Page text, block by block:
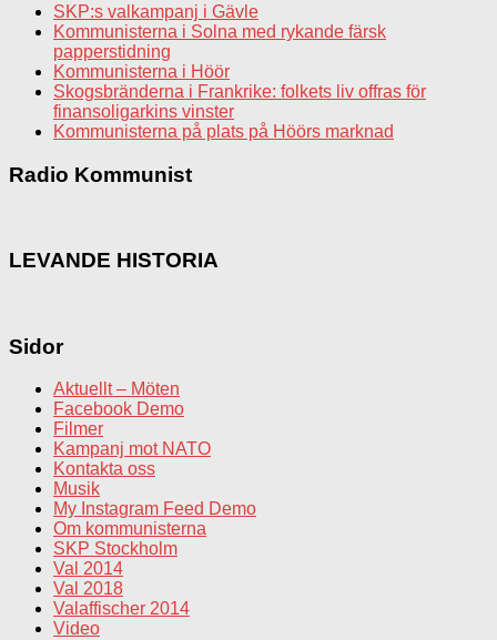
SKP:s valkampanj i Gävle
Kommunisterna i Solna med rykande färsk
papperstidning
Kommunisterna i Höör
Skogsbränderna i Frankrike: folkets liv offras för
finansoligarkins vinster
Kommunisterna på plats på Höörs marknad
Radio Kommunist
LEVANDE HISTORIA
Sidor
Aktuellt – Möten
Facebook Demo
Filmer
Kampanj mot NATO
Kontakta oss
Musik
My Instagram Feed Demo
Om kommunisterna
SKP Stockholm
Val 2014
Val 2018
Valaffischer 2014
Video